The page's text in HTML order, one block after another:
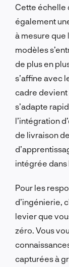
Cette échelle
également
à mesure que
modèles
de plus en
s’affine avec
cadre devient
s’adapte
l’intégration
de livraison
intégrée dans
Pour les
d’ingénierie,
levier que
zéro. Vous
capturées à